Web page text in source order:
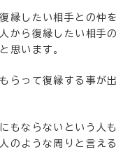
縁したい相手との仲を
から復縁したい相手の
思います。
らって復縁する事が出
もならないという人も
のような周りと言える